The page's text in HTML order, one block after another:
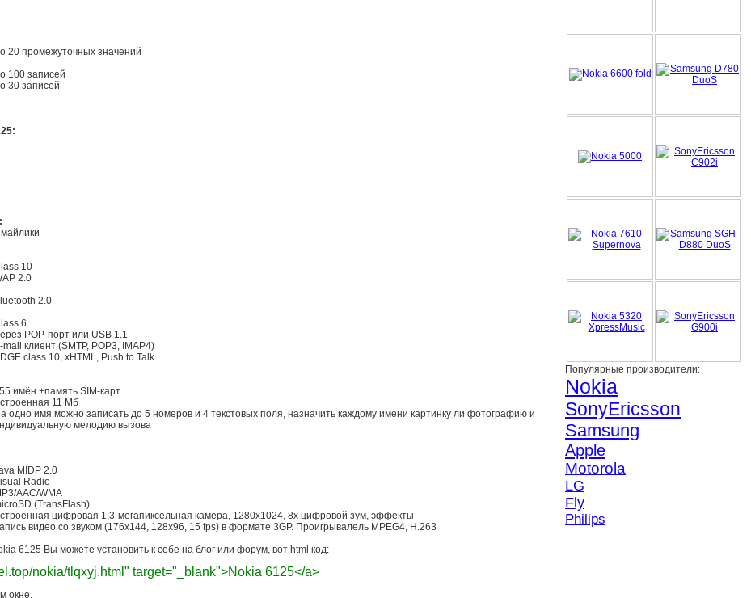
20 промежуточных значений
100 записей
30 записей
10
2.0
2.0
6
POP-порт или USB 1.1
mail клиент (SMTP, POP3, IMAP4)
class 10, xHTML, Push to Talk
имён +память SIM-карт
11 Мб
одно имя можно записать до 5 номеров и 4 текстовых поля, назначить каждому имени картинку ли фотографию и
мелодию вызова
MIDP 2.0
Radio
AAC/WMA
(TransFlash)
цифровая 1,3-мегапиксельная камера, 1280х1024, 8х цифровой зум, эффекты
видео со звуком (176х144, 128х96, 15 fps) в формате 3GP. Проигрывалель MPEG4, H.263
6125 Вы можете установить к себе на блог или форум, вот html код:
nokia/tlqxyj.html" target="_blank">Nokia 6125</a>
окне.
Популярные производители:
Nokia
SonyEricsson
Samsung
Apple
Motorola
LG
Fly
Philips